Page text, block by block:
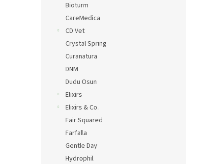
Bioturm
CareMedica
CD Vet
Crystal Spring
Curanatura
DNM
Dudu Osun
Elixirs
Elixirs & Co.
Fair Squared
Farfalla
Gentle Day
Hydrophil